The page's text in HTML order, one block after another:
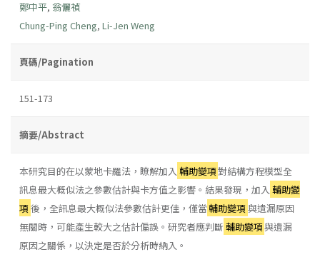
鄭中平, 翁儷禎
Chung-Ping Cheng, Li-Jen Weng
頁碼/Pagination
151-173
摘要/Abstract
本研究目的在以蒙地卡羅法，瞭解加入 輔助變項對結構方程模型全
訊息最大概似法之參數估計與卡方值之影響。結果發現，加入 輔助變
項後，全訊息最大概似法參數估計更佳，僅當輔助變項與遺漏原因
無關時，可能產生較大之估計偏誤。研究者應判斷 輔助變項與遺漏
原因之關係，以決定是否於分析時納入。